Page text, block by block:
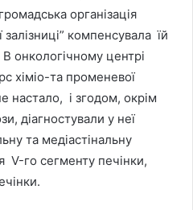
організація
залізниці” компенсувала їй
онкологічному центрі
хіміо-та променевої
настало, і згодом, окрім
діагностували у неї
та медіастінальну
V-го сегменту печінки,